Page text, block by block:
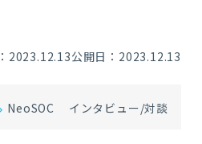
2023.12.13公開日：2023.12.13
NeoSOC インタビュー/対談